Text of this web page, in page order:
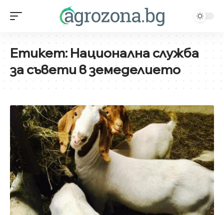
Етикет:Национална служба
за съвети в земеделието